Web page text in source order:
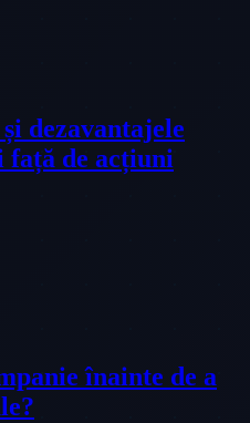
dezavantajele
de acțiuni
înainte de a